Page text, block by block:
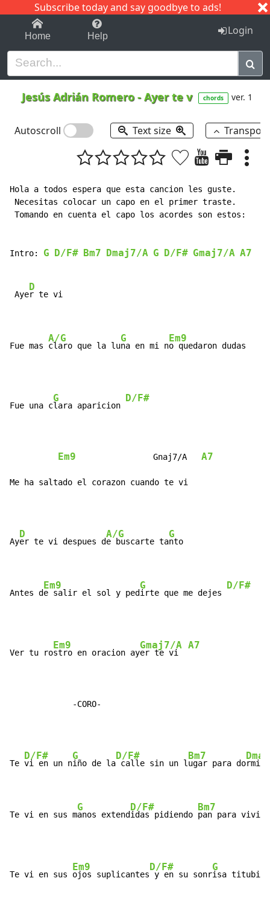
Subscribe today and say goodbye to ads!
1-9 C I J
Home Help Login
Jesús Adrián Romero-Ayer te v chords ver. 1
Autoscroll Text size
Hola a todos espera que esta cancion les guste.
Necesitas colocar un capo en el primer traste.
Tomando en cuenta el capo los acordes son estos:
Intro: G D/F# Bm7 Dmaj7/A G D/F# Gmaj7/A A7
Aye
D
r te vi
Fue mas
A/G
claro que la lu
G
na en mi n
Em9
o quedaron dudas
Fue una c
G
lara aparicion
D/F#
Em9
                Gnaj7/A
A7
Me ha saltado el corazon cuando te vi
Ay
D
er te vi despues d
A/G
e buscarte ta
G
nto
Antes d
Em9
e salir el sol y ped
G
irte que me dejes
D/F#
Ver tu ro
Em9
stro en oracion ay
Gmaj7/A
er te vi
A7
             -CORO-
Te
D/F#
vi en un n
G
iño de la
D/F#
calle sin un l
Bm7
ugar para dormir
Te vi en sus m
G
anos extend
D/F#
idas pidiendo
Bm7
pan para vivir
Te vi en sus
Em9
ojos suplicantes
D/F#
y en su sonr
G
isa